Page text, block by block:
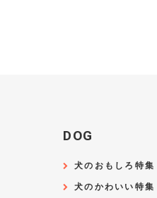
DOG
犬のおもしろ特集
犬のかわいい特集